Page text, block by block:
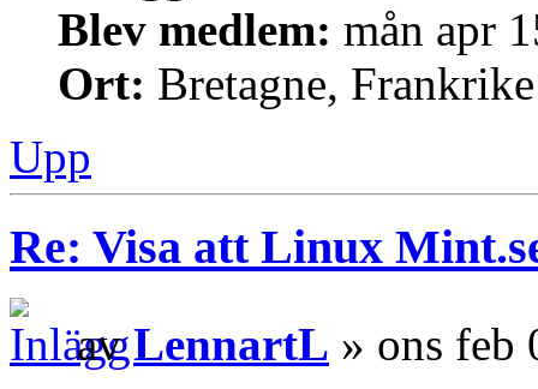
Blev medlem: mån apr
Ort: Bretagne, Frankrike
Upp
Re: Visa att Linux
avLennartL » ons feb